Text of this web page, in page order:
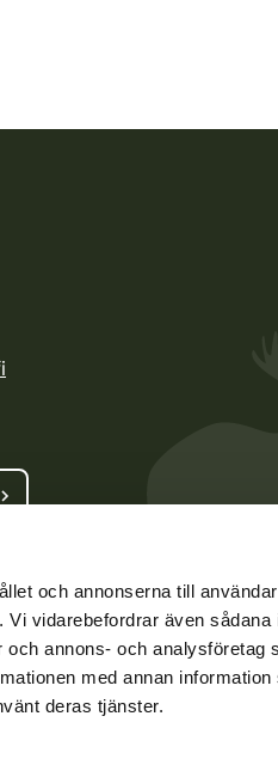
och annonserna till
vidarebefordrar även sådana
annons- och analysföretag
med annan information
deras tjänster.
dispenser